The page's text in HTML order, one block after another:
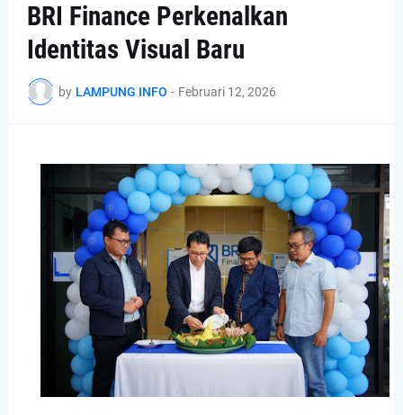
BRI Finance Perkenalkan
Identitas Visual Baru
by LAMPUNG INFO - Februari 12, 2026